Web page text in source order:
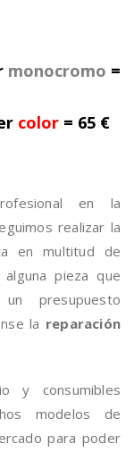
monocromo =
color = 65 €
en la
realizar la
en multitud de
pieza que
presupuesto
la reparación
y consumibles
modelos de
para poder